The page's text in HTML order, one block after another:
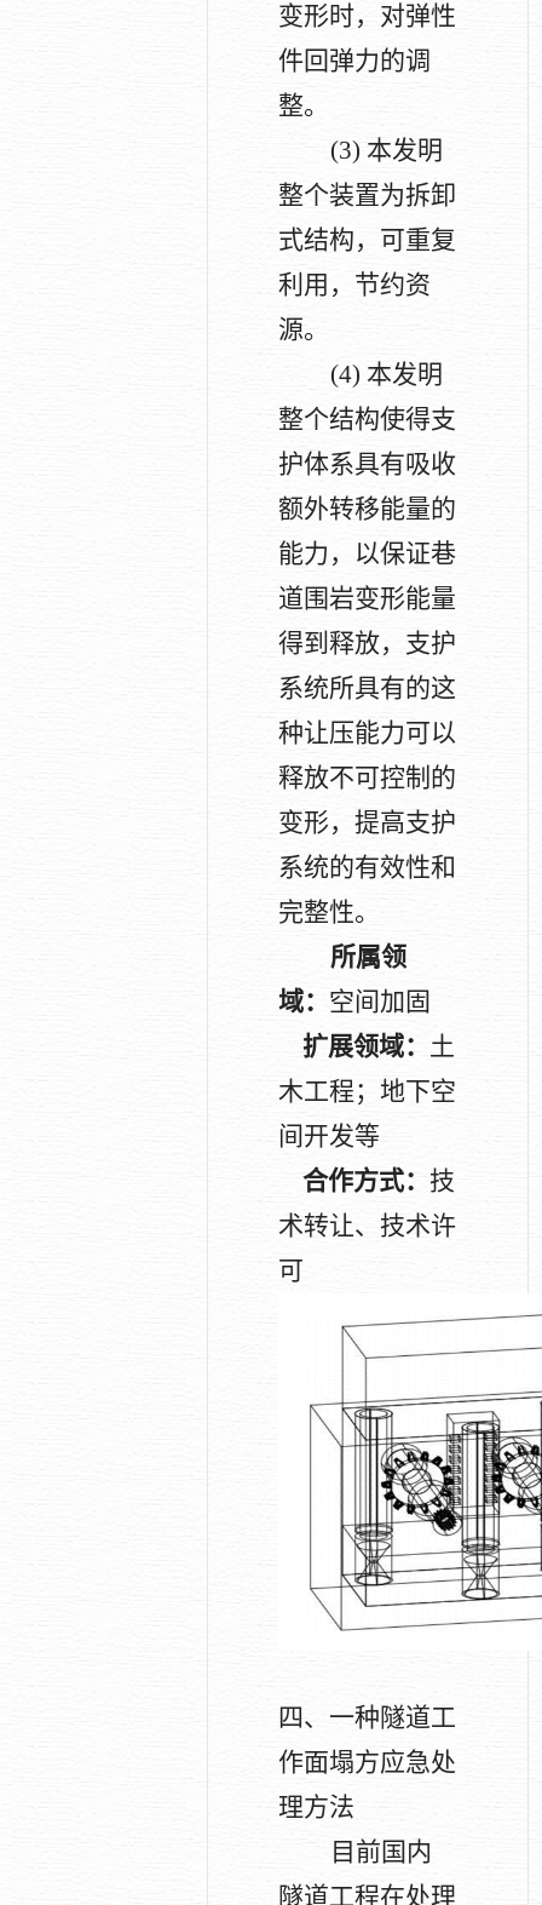
变形时，对弹性
件回弹力的调
整。
(3) 本发明
整个装置为拆卸
式结构，可重复
利用，节约资
源。
(4) 本发明
整个结构使得支
护体系具有吸收
额外转移能量的
能力，以保证巷
道围岩变形能量
得到释放，支护
系统所具有的这
种让压能力可以
释放不可控制的
变形，提高支护
系统的有效性和
完整性。
所属领
域： 空间加固
扩展领域： 土
木工程；地下空
间开发等
合作方式： 技
术转让、技术许
可
四、一种隧道工
作面塌方应急处
理方法
目前国内
隧道工程在处理